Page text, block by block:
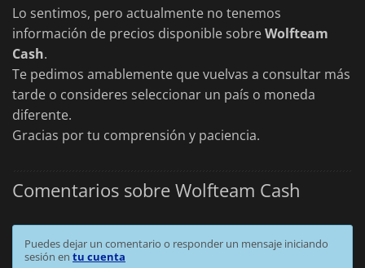
Lo sentimos, pero actualmente no tenemos
información de precios disponible sobreWolfteam
Cash.
Te pedimos amablemente que vuelvas a consultar más
tarde o consideres seleccionar un país o moneda
diferente.
Gracias por tu comprensión y paciencia.
Comentarios sobre Wolfteam Cash
Puedes dejar un comentario o responder un mensaje iniciando
sesión en tu cuenta